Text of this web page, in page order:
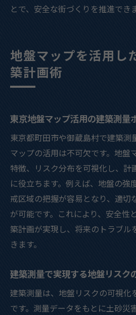
とで、安全な街づくりを推進でき
地盤マップを活用し
築計画術
東京地盤マップ活用の建築測量
東京都町田市や御蔵島村で建築測
マップの活用は不可欠です。地盤
特徴、リスク分布を可視化し、計
に役立ちます。例えば、地盤の強
戒区域の把握が容易となり、適切
が可能です。これにより、安全性
築計画が実現し、将来のトラブル
きます。
建築測量で実現する地盤リスク
建築測量は、地盤リスクの可視化
です。測量データをもとに土砂災